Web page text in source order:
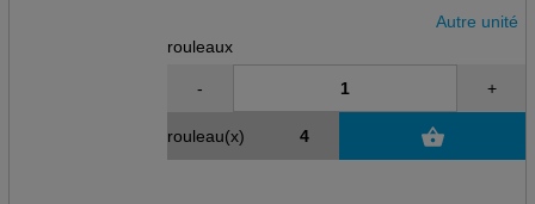
Autre unité
rouleaux
- +
rouleau(x)